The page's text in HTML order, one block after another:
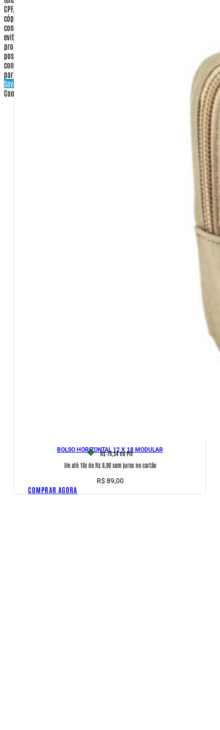
BOLSO HORIZONTAL 12 X 18 MODULAR
R$ 76,54no PIX
Em até 10x de R$ 8,90 sem juros no cartão
R$ 89,00
COMPRAR AGORA
cópias de documentos. Este procedimento, que será esclarecido quando do
contato, visa única e exclusivamente confirmar a identidade do comprador e
evitar qualquer tipo de dano ou prejuízo aos nossos clientes. Tal
procedimento, quando necessário, aumenta em até 48 horas úteis o prazo de
postagem e entrega. É importante ressaltar que seus dados são
confidenciais e que não serão compartilhados, vendidos ou informados
para terceiros.
Save settings
Cookies settings